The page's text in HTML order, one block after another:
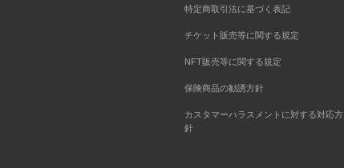
特定商取引法に基づく表記
チケット販売等に関する規定
NFT販売等に関する規定
保険商品の勧誘方針
カスタマーハラスメントに対する対応方
針